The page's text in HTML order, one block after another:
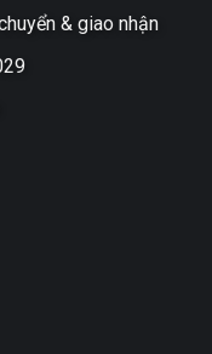
& giao nhận